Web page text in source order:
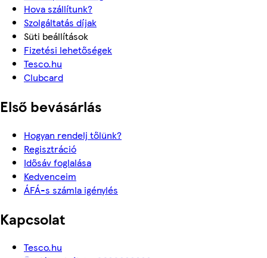
Hova szállítunk?
Szolgáltatás díjak
Süti beállítások
Fizetési lehetőségek
Tesco.hu
Clubcard
Első bevásárlás
Hogyan rendelj tőlünk?
Regisztráció
Idősáv foglalása
Kedvenceim
ÁFÁ-s számla igénylés
Kapcsolat
Tesco.hu